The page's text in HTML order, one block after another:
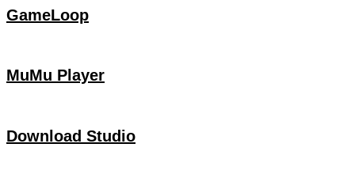
GameLoop
MuMu Player
Download Studio